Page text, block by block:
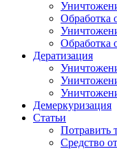
Обработка
Обработка
Дератизация
Демеркуризация
Статьи
Потравить
Средство